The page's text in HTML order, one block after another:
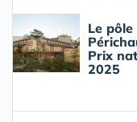
Le
Prix
2025